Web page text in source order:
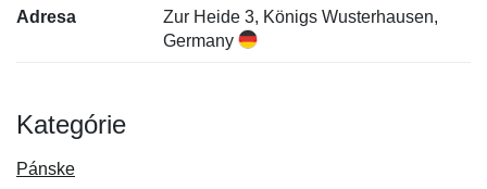
Adresa
Zur Heide 3, Königs Wusterhausen,
Germany
Kategórie
Pánske